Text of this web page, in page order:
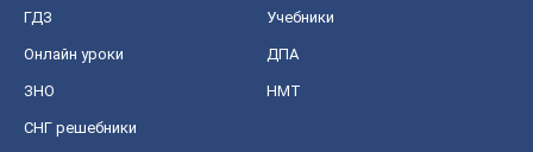
ГДЗ Учебники
Онлайн уроки ДПА
ЗНО НМТ
СНГ решебники